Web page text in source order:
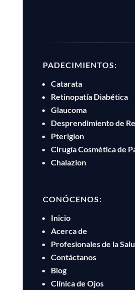
PADECIMIENTOS:
Catarata
Retinopatía Diabética
Glaucoma
Desprendimiento de
Pterigion
Cirugía Cosmética de
Chalazion
CONÓCENOS:
Inicio
Acerca de
Profesionales de la
Contáctanos
Blog
Clínica de Ojos